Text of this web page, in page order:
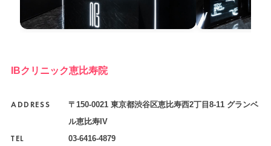
IBクリニック恵比寿院
ADDRESS
〒150-0021 東京都渋谷区恵比寿西2丁目8-11 グランベ
ル恵比寿IV
TEL 03-6416-4879